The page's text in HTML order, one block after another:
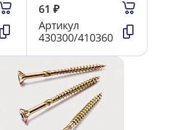
61 ₽
Артикул
430300/410360